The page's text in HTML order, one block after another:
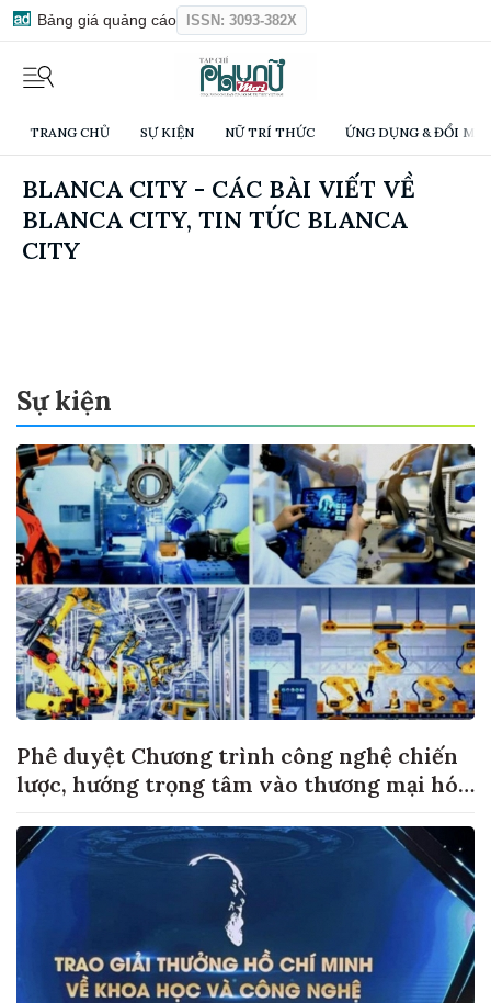
Bảng giá quảng cáo ISSN: 3093-382X
TRANG CHỦ SỰ KIỆN NỮ TRÍ THỨC ỨNG DỤNG & ĐỔI
BLANCA CITY - CÁC BÀI VIẾT VỀ
BLANCA CITY, TIN TỨC BLANCA
CITY
Sự kiện
Phê duyệt Chương trình công nghệ chiến
lược, hướng trọng tâm vào thương mại hóa